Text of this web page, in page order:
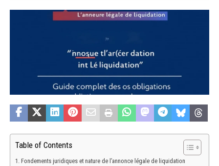
Table of Contents
Fondements juridiques et nature de l’annonce légale de liquidation